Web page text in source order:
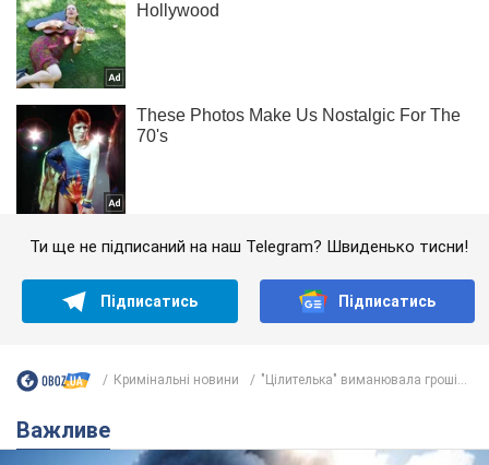
Ти ще не підписаний на наш Telegram? Швиденько тисни!
Підписатись Підписатись
Кримінальні новини "Цілителька" виманювала гроші...
Важливе